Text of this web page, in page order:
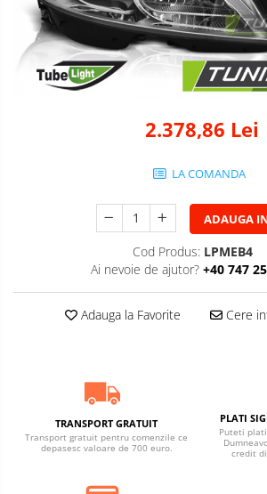
2.378,86 Lei
LA COMANDA
ADAUGA
Cod Produs: LPMEB4
Ai nevoie de ajutor? +40 747
Adauga la Favorite Cere
TRANSPORT GRATUIT
Transport gratuit pentru comenzile ce
depasesc valoare de 700 euro.
PLATI
Puteti
credit